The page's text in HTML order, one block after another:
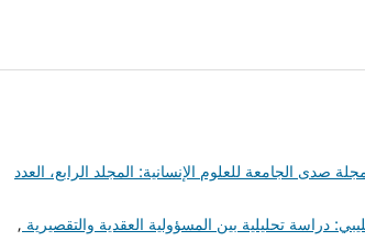
صدى الجامعة للعلوم الإنسانية: المجلد الرابع، العدد
دراسة تحليلية بين المسؤولية العقدية والتقصيرية ,